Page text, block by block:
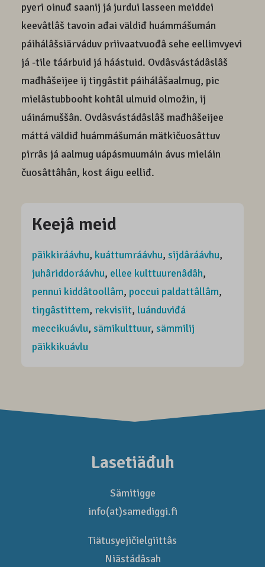
pyeri oinuđ saanij já jurdui lasseen meiddei
keevâtlâš tavoin ađai väldiđ huámmášumán
páihálâšsiärváduv priivaatvuođâ sehe eellimvyevi
já -tile táárbuid já háástuid. Ovdâsvástádâslâš
mađhâšeijee ij tiŋgâstit páihálâšaalmug, pic
mielâstubbooht kohtâl ulmuid olmožin, ij
uáinámuššân. Ovdâsvástádâslâš mađhâšeijee
máttá väldiđ huámmášumán mätkičuosâttuv
pirrâs já aalmug uápásmuumáin ávus mieláin
čuosâttâhân, kost áigu eelliđ.
Keejâ meid
päikkiráávhu, kuáttumráávhu, sijdâráávhu,
juhâriddoráávhu, ellee kulttuurenâdâh,
pennui kiddâtoollâm, poccui paldattâllâm,
tiŋgâstittem, rekvisiit, luánduviđá
meccikuávlu, sämikulttuur, sämmilij
päikkikuávlu
Lasetiäđuh
Sämitigge
info(at)samediggi.fi
Tiätusyejičielgiittâs
Niästádâsah